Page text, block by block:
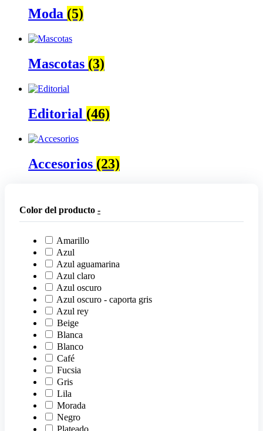
Moda (5)
Mascotas (3)
Editorial (46)
Accesorios (23)
Color del producto -
Amarillo
Azul
Azul aguamarina
Azul claro
Azul oscuro
Azul oscuro - caporta gris
Azul rey
Beige
Blanca
Blanco
Café
Fucsia
Gris
Lila
Morada
Negro
Plateado